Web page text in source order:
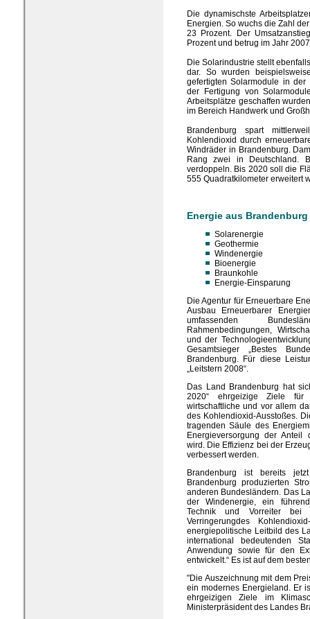
Die dynamischste
Energien. So wuchs die Zahl
23 Prozent. Der
Prozent und betrug im Jahr
Die Solarindustrie stellt
dar. So wurden
gefertigten Solarmodule in
der Fertigung von
Arbeitsplätze geschaffen
im Bereich Handwerk und
Brandenburg spart
Kohlendioxid durch
Windräder in Brandenburg.
Rang zwei in
verdoppeln. Bis 2020 soll die
555 Quadratkilometer erweitert
Energie aus Brandenburg
Solarenergie
Geothermie
Windenergie
Bioenergie
Braunkohle
Energie-Einsparung
Die Agentur für Erneuerbare
Ausbau Erneuerbarer
umfassenden
Rahmenbedingungen,
und der
Gesamtsieger „Bestes
Brandenburg. Für diese
„Leitstern 2008“.
Das Land Brandenburg hat
2020“ ehrgeizige Ziele für
wirtschaftliche und vor allem
des Kohlendioxid-Ausstoßes.
tragenden Säule des
Energieversorgung der Anteil
wird. Die Effizienz bei der
verbessert werden.
Brandenburg ist bereits
Brandenburg produzierten
anderen Bundesländern. Das
der Windenergie, ein
Technik und Vorreiter bei
Verringerungdes
energiepolitische Leitbild des
international bedeutenden
Anwendung sowie für den
entwickelt.“ Es ist auf dem
"Die Auszeichnung mit dem
ein modernes Energieland. Er
ehrgeizigen Ziele im
Ministerpräsident des Landes